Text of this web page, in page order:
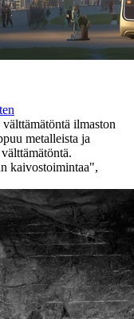
ilmaston
metalleista ja
kaivostoimintaa",